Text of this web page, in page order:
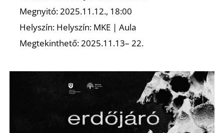
Megnyitó: 2025.11.12., 18:00
Helyszín: Helyszín: MKE | Aula
Megtekinthető: 2025.11.13– 22.